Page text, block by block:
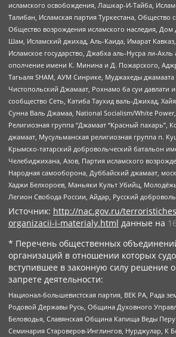
исламского освобождения, Лашкар-И-Тайба,
Талибан, Исламская партия Туркестана,
Общество возрождения исламского наследия, Дом
Шам, Исламский джихад, Аль-Каида, Имарат
Исламское государство, Джабха аль-Нусра ли-
ополчение имени К. Минина и Д. Пожарского,
Тагьаля SHAM, АУМ Синрике, Муджахеды
Чистопольский Джамаат, Рохнамо ба суи давлати
сообщество Сеть, Катиба Таухид валь-Джихад,
Сунна Валь Джамаа, National Socialism/White
Религиозная группа “Джамаат “Красный пахарь”,
джамаат, Мусульманская религиозная группа п.
Крымско-татарский добровольческий батальон
Челебиджихана, Азов, Партия исламского
Народная самооборона, Дуббайский джамаат,
Хаджи Белхороев, Маньяки Культ Убийц,
Легион Свобода России, Айдар, Русский
Источник: http://nac.gov.ru/
organizacii-i-materialy.html данные на
* Перечень общественных
организаций в отношении которых
вступившее в законную силу решение
запрете деятельности:
Национал-большевистская партия, ВЕК РА, Рада
Родовой Державы Русь, Община Духовного
Беловодья, Славянская Община Капища Веды
Семинария Староверов-Инглингов, Нурджулар, К